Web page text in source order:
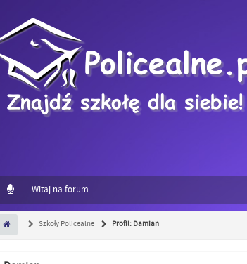
Witaj na forum.
Szkoły Policealne Profil: Damian